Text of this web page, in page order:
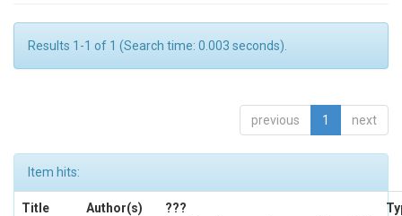
Results 1-1 of 1 (Search time: 0.003 seconds).
previous 1 next
Item hits:
Title Author(s)
???